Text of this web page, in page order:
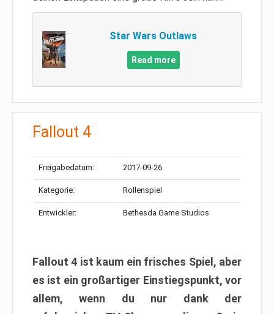
Star Wars Outlaws
Read more
Fallout 4
Freigabedatum: 2017-09-26
Kategorie: Rollenspiel
Entwickler: Bethesda Game Studios
Fallout 4 ist kaum ein frisches Spiel, aber
es ist ein großartiger Einstiegspunkt, vor
allem, wenn du nur dank der